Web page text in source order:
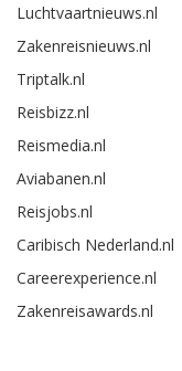
Luchtvaartnieuws.nl
Zakenreisnieuws.nl
Triptalk.nl
Reisbizz.nl
Reismedia.nl
Aviabanen.nl
Reisjobs.nl
Caribisch Nederland.nl
Careerexperience.nl
Zakenreisawards.nl